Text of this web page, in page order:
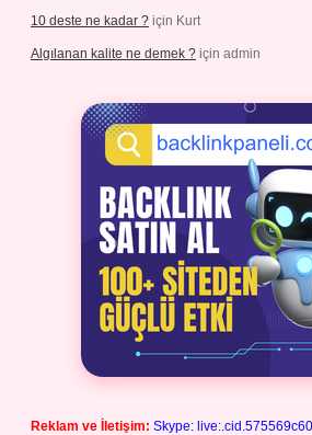
10 deste ne kadar ? için Kurt
Algılanan kalite ne demek ? için admin
Reklam ve İletişim: Skype: